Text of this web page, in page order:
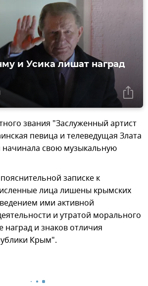
и Усика лишат наград
звания "Заслуженный артист
певица и телеведущая Злата
начинала свою музыкальную
записке к
лица лишены крымских
ими активной
и утратой морального
и знаков отличия
Крым".